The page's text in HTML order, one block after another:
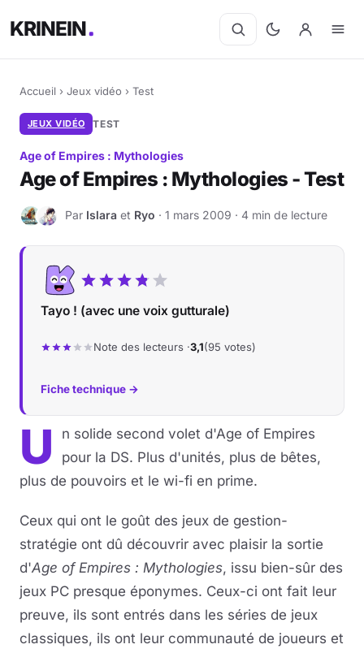
KRINEIN
Accueil › Jeux vidéo › Test
JEUX VIDÉO TEST
Age of Empires : Mythologies
Age of Empires : Mythologies - Test
I R Par Islara et Ryo · 1 mars 2009 · 4 min de lecture
Tayo ! (avec une voix gutturale)
Note des lecteurs ·3,1(95 votes)
Fiche technique →
U
n solide second volet d'Age of Empires
pour la DS. Plus d'unités, plus de bêtes,
plus de pouvoirs et le wi-fi en prime.
Ceux qui ont le goût des jeux de gestion-
stratégie ont dû découvrir avec plaisir la sortie
d'Age of Empires : Mythologies, issu bien-sûr des
jeux PC presque éponymes. Ceux-ci ont fait leur
preuve, ils sont entrés dans les séries de jeux
classiques, ils ont leur communauté de joueurs et